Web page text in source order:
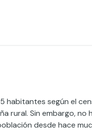
habitantes según el
rural. Sin embargo, no
desde hace